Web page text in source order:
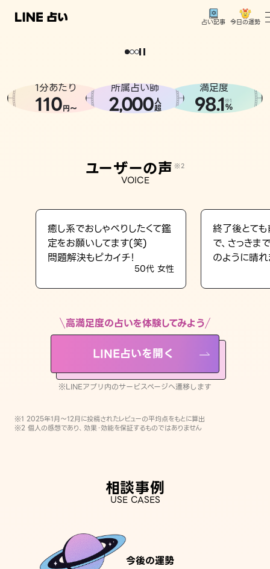
占い記事 今日の運勢
相談事例
占い記事
LINE占いを開く
※LINEアプリ内のサービスページへ遷移します
どうせなら
。
1分あたり
110円〜
所属占い師
2,000人
超
満足度
98.1※1
%
ユーザーの声 ※2
VOICE
癒し系でおしゃべりしたくて鑑
定をお願いしてます(笑)
問題解決もピカイチ！
50代 女性
終了後とて
で、さっき
のように晴れ
高満足度の占いを体験してみよう
LINE占いを開く
※LINEアプリ内のサービスページへ遷移します
※1 2025年1月〜12月に投稿されたレビューの平均点をもとに算出
※2 個人の感想であり、効果・効能を保証するものではありません
相談事例
USE CASES
今後の運勢